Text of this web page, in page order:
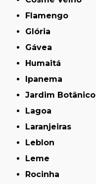
Flamengo
Glória
Gávea
Humaitá
Ipanema
Jardim Botânico
Lagoa
Laranjeiras
Leblon
Leme
Rocinha